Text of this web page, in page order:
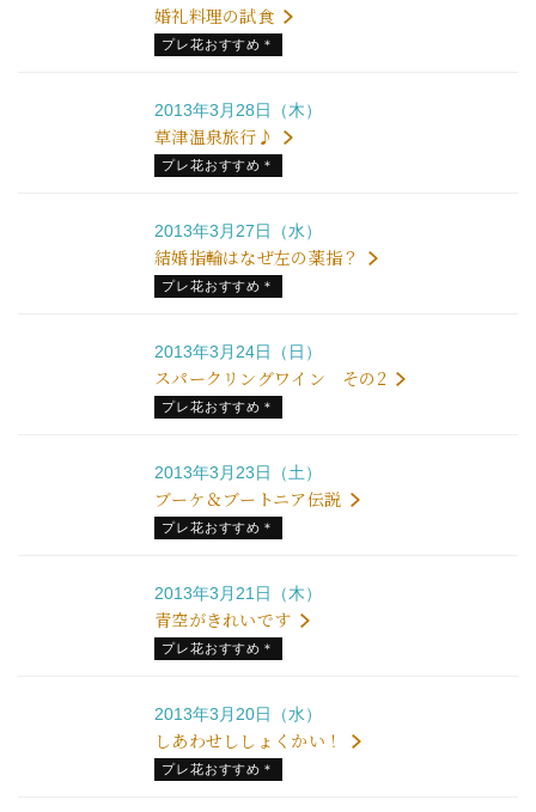
婚礼料理の試食
プレ花おすすめ＊
2013年3月28日（木）
草津温泉旅行♪
プレ花おすすめ＊
2013年3月27日（水）
結婚指輪はなぜ左の薬指？
プレ花おすすめ＊
2013年3月24日（日）
スパークリングワイン その2
プレ花おすすめ＊
2013年3月23日（土）
ブーケ＆ブートニア伝説
プレ花おすすめ＊
2013年3月21日（木）
青空がきれいです
プレ花おすすめ＊
2013年3月20日（水）
しあわせししょくかい！
プレ花おすすめ＊